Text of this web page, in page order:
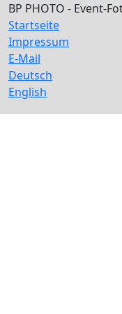
BP PHOTO - Event-
Startseite
Impressum
E-Mail
Deutsch
English